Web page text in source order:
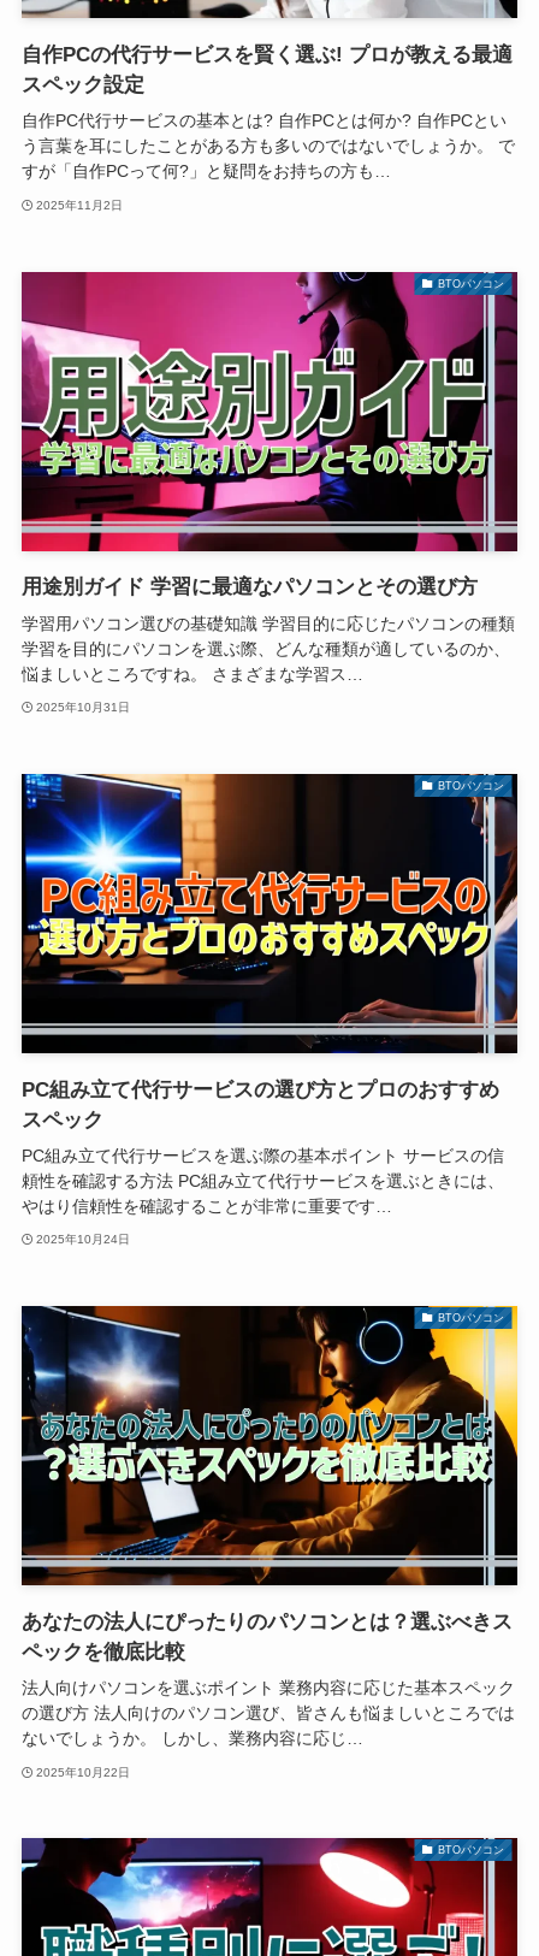
自作PCの代行サービスを賢く選ぶ! プロが教える最適
スペック設定
自作PC代行サービスの基本とは? 自作PCとは何か? 自作PCとい
う言葉を耳にしたことがある方も多いのではないでしょうか。 で
すが「自作PCって何?」と疑問をお持ちの方も…
2025年11月2日
BTOパソコン
用途別ガイド 学習に最適なパソコンとその選び方
学習用パソコン選びの基礎知識 学習目的に応じたパソコンの種類
学習を目的にパソコンを選ぶ際、どんな種類が適しているのか、
悩ましいところですね。 さまざまな学習ス…
2025年10月31日
BTOパソコン
PC組み立て代行サービスの選び方とプロのおすすめ
スペック
PC組み立て代行サービスを選ぶ際の基本ポイント サービスの信
頼性を確認する方法 PC組み立て代行サービスを選ぶときには、
やはり信頼性を確認することが非常に重要です…
2025年10月24日
BTOパソコン
あなたの法人にぴったりのパソコンとは？選ぶべきス
ペックを徹底比較
法人向けパソコンを選ぶポイント 業務内容に応じた基本スペック
の選び方 法人向けのパソコン選び、皆さんも悩ましいところでは
ないでしょうか。 しかし、業務内容に応じ…
2025年10月22日
BTOパソコン